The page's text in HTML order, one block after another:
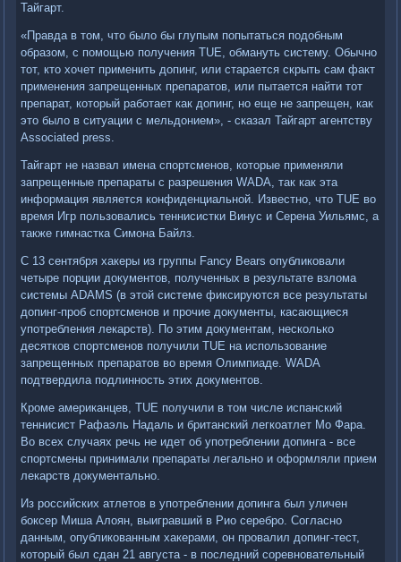
Тайгарт.
«Правда в том, что было бы глупым попытаться подобным
образом, с помощью получения TUE, обмануть систему. Обычно
тот, кто хочет применить допинг, или старается скрыть сам факт
применения запрещенных препаратов, или пытается найти тот
препарат, который работает как допинг, но еще не запрещен, как
это было в ситуации с мельдонием», - сказал Тайгарт агентству
Associated press.
Тайгарт не назвал имена спортсменов, которые применяли
запрещенные препараты с разрешения WADA, так как эта
информация является конфиденциальной. Известно, что TUE во
время Игр пользовались теннисистки Винус и Серена Уильямс, а
также гимнастка Симона Байлз.
С 13 сентября хакеры из группы Fancy Bears опубликовали
четыре порции документов, полученных в результате взлома
системы ADAMS (в этой системе фиксируются все результаты
допинг-проб спортсменов и прочие документы, касающиеся
употребления лекарств). По этим документам, несколько
десятков спортсменов получили TUE на использование
запрещенных препаратов во время Олимпиаде. WADA
подтвердила подлинность этих документов.
Кроме американцев, TUE получили в том числе испанский
теннисист Рафаэль Надаль и британский легкоатлет Мо Фара.
Во всех случаях речь не идет об употреблении допинга - все
спортсмены принимали препараты легально и оформляли прием
лекарств документально.
Из российских атлетов в употреблении допинга был уличен
боксер Миша Алоян, выигравший в Рио серебро. Согласно
данным, опубликованным хакерами, он провалил допинг-тест,
который был сдан 21 августа - в последний соревновательный